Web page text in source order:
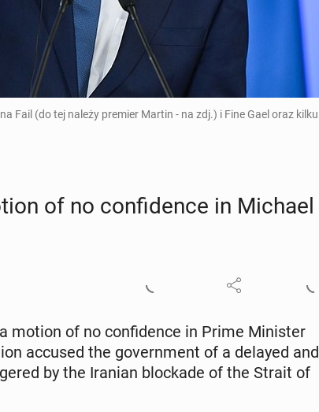
(do tej należy premier Martin - na zdj.) i Fine Gael oraz kilku
of no con­fi­dence in Michael
motion of no con­fi­dence in Prime Min­is­ter
accused the gov­ern­ment of a delayed and
by the Iranian block­ade of the Strait of